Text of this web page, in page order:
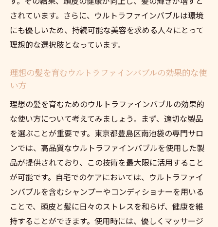
ウルトラファインバブルを取り入れること
で得られるサロンの競争力
ウルトラファインバブルが頭皮ケアに与え
南池袋でウルトラファインバブルを選ぶ理
ウルトラファインバブル活用のメリットを
最大化する方法
ウルトラファインバブルが南池袋の美容シーン
に与えるインパクト
ウルトラファインバブルがもたらす美容業
界への変革
南池袋の美容シーンを活性化するウルトラ
ファインバブル
されています。さらに、ウルトラファインバブルは環境
にも優しいため、持続可能な美容を求める人々にとって
理想的な選択肢となっています。
理想の髪を育むウルトラファインバブルの効果的な使
い方
理想の髪を育むためのウルトラファインバブルの効果的
な使い方について考えてみましょう。まず、適切な製品
を選ぶことが重要です。東京都豊島区南池袋の専門サロ
ンでは、高品質なウルトラファインバブルを使用した製
品が提供されており、この技術を最大限に活用すること
が可能です。自宅でのケアにおいては、ウルトラファイ
ンバブルを含むシャンプーやコンディショナーを用いる
ことで、頭皮と髪に日々のストレスを和らげ、健康を維
持することができます。使用時には、優しくマッサージ